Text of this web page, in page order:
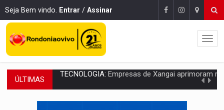
Seja Bem vindo. Entrar / Assinar
ÚLTIMAS PROTEGE A TERRA: China descobre como explodir asteroide com bomba
VÍDEO:Motociclista morre após bater na traseira de